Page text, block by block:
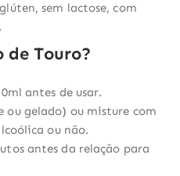
sem lactose, com
de Touro?
antes de usar.
ou gelado) ou misture com
ou não.
antes da relação para